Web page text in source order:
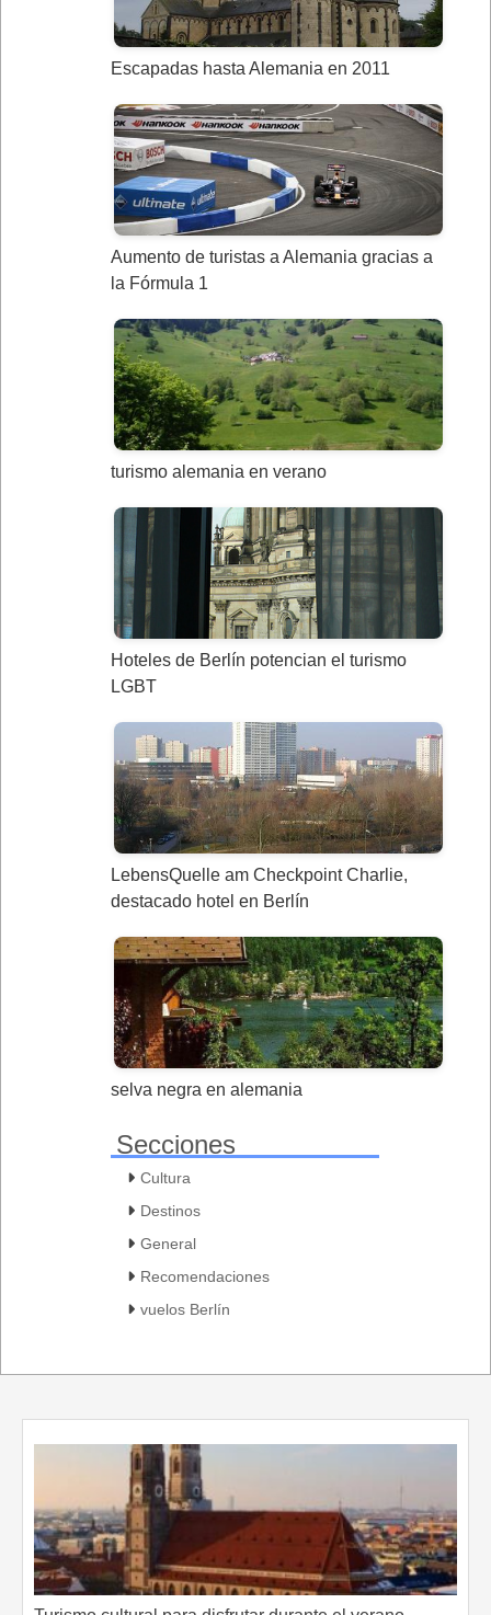
Escapadas hasta Alemania en 2011
Aumento de turistas a Alemania gracias a
la Fórmula 1
turismo alemania en verano
Hoteles de Berlín potencian el turismo
LGBT
LebensQuelle am Checkpoint Charlie,
destacado hotel en Berlín
selva negra en alemania
Secciones
Cultura
Destinos
General
Recomendaciones
vuelos Berlín